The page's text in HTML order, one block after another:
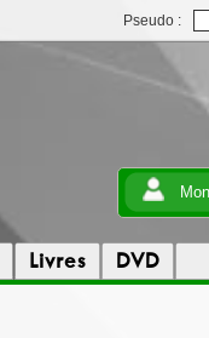
Pseudo :
Livres DVD